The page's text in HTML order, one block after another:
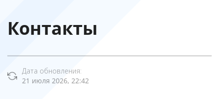
Контакты
Дата обновления:
21 июля 2026, 22:42